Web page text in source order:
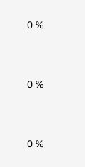
0 %
0 %
0 %